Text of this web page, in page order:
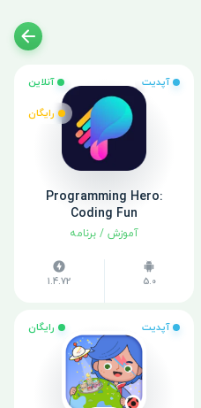
آپدیت آنلاین
رایگان
Programming Hero:
Coding Fun
آموزش / برنامه
5.0
1.4.72
آپدیت رایگان